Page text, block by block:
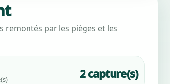
remontés par les pièges et les
2 capture(s)